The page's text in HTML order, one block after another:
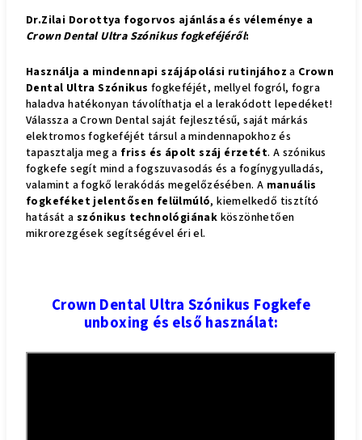
Dr.Zilai Dorottya fogorvos ajánlása és véleménye a
Crown Dental Ultra Szónikus fogkeféjéről:
Használja a mindennapi szájápolási rutinjához a Crown
Dental Ultra Szónikus fogkeféjét, mellyel fogról, fogra
haladva hatékonyan távolíthatja el a lerakódott lepedéket!
Válassza a Crown Dental saját fejlesztésű, saját márkás
elektromos fogkeféjét társul a mindennapokhoz és
tapasztalja meg a friss és ápolt száj érzetét. A szónikus
fogkefe segít mind a fogszuvasodás és a fogínygyulladás,
valamint a fogkő lerakódás megelőzésében. A manuális
fogkeféket jelentősen felülmúló, kiemelkedő tisztító
hatását a szónikus technológiának köszönhetően
mikrorezgések segítségével éri el.
Crown Dental Ultra Szónikus Fogkefe
unboxing és első használat: